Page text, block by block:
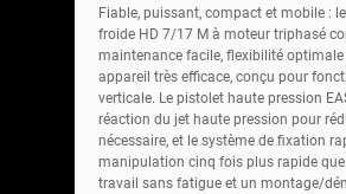
Fiable, puissant, compact et mobile :
froide HD 7/17 M à moteur triphasé
maintenance facile, flexibilité
appareil très efficace, conçu pour
verticale. Le pistolet haute pression
réaction du jet haute pression pour
nécessaire, et le système de fixation
manipulation cinq fois plus rapide
travail sans fatigue et un montage/